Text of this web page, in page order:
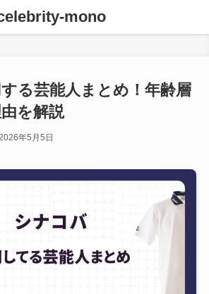
mono
る芸能人まとめ！年齢層
を解説
年5月5日